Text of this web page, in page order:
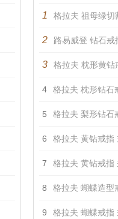
1 格拉夫 祖母绿切
2 路易威登 钻石戒
3 格拉夫 枕形黄钻
4 格拉夫 枕形钻石
5 格拉夫 梨形钻石
6 格拉夫 黄钻戒指
7 格拉夫 黄钻戒指
8 格拉夫 蝴蝶造型
9 格拉夫 蝴蝶戒指